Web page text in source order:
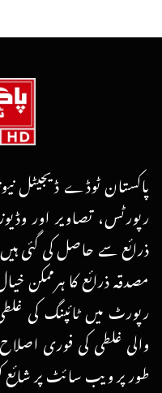
پاکستان ٹوڈے ڈیجیٹل
رپورٹس، تصاویر اور
ذرائع سے حاصل کی گئی
مصدقہ ذرائع کا ہرممکن
رپورٹ میں ٹائپنگ کی
والی غلطی کی فوری
طور پر ویب سائٹ پر